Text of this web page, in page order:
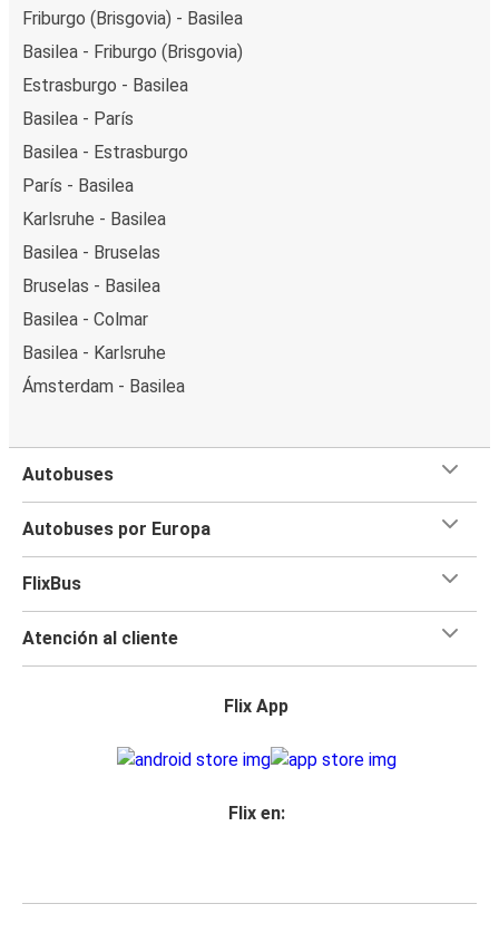
Friburgo (Brisgovia) - Basilea
Basilea - Friburgo (Brisgovia)
Estrasburgo - Basilea
Basilea - París
Basilea - Estrasburgo
París - Basilea
Karlsruhe - Basilea
Basilea - Bruselas
Bruselas - Basilea
Basilea - Colmar
Basilea - Karlsruhe
Ámsterdam - Basilea
Autobuses
Autobuses por Europa
FlixBus
Atención al cliente
Flix App
Flix en: